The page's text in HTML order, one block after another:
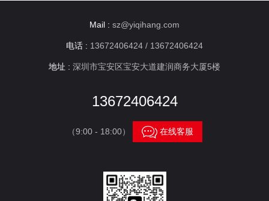
Mail : sz@yiqihang.com
电话 : 13672406424 / 13672406424
地址 : 深圳市宝安区宝安大道建润商务大厦5楼
13672406424
（9:00 - 18:00） 在线客服